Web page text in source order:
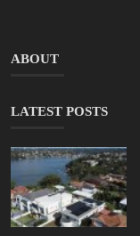
ABOUT
LATEST POSTS